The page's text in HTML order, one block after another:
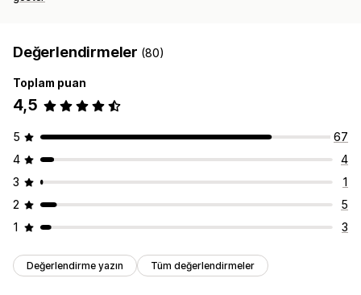
Değerlendirmeler (80)
Toplam puan
4,5
5
67
4
4
3
1
2
5
1
3
Değerlendirme yazın Tüm değerlendirmeler